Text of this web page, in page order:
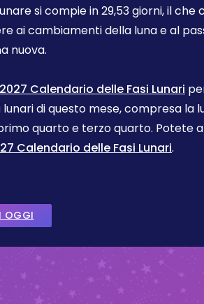
si compie in 29,53 giorni, il che
ai cambiamenti della luna e al
nuova.
Calendario delle Fasi Lunari
di questo mese, compresa la
quarto e terzo quarto. Potete
Calendario delle Fasi Lunari.
OGGI